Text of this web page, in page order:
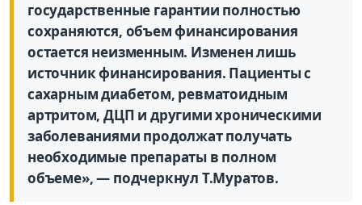
государственные гарантии полностью
сохраняются, объем финансирования
остается неизменным. Изменен лишь
источник финансирования. Пациенты с
сахарным диабетом, ревматоидным
артритом, ДЦП и другими хроническими
заболеваниями продолжат получать
необходимые препараты в полном
объеме», — подчеркнул Т.Муратов.